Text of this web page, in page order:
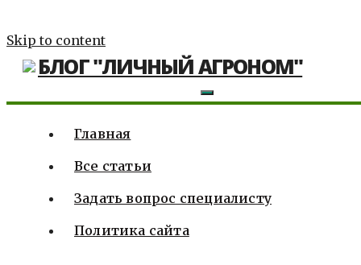
Skip to content
БЛОГ "ЛИЧНЫЙ АГРОНОМ"
Главная
Все статьи
Задать вопрос специалисту
Политика сайта